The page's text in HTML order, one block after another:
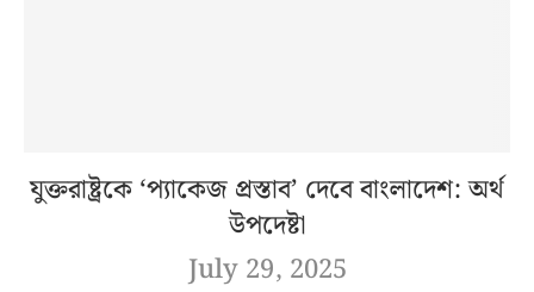
যুক্তরাষ্ট্রকে ‘প্যাকেজ প্রস্তাব’ দেবে বাংলাদেশ: অর্থ
উপদেষ্টা
July 29, 2025